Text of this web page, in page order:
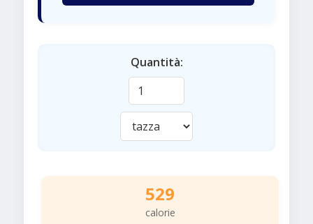
Quantità:
529
calorie